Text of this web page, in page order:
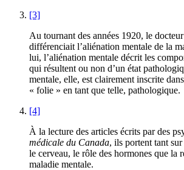
[3]
Au tournant des années 1920, le
différenciait l’aliénation mentale de la
lui, l’aliénation mentale décrit les
qui résultent ou non d’un état
mentale, elle, est clairement inscrite
« folie » en tant que telle, pathologique.
[4]
À la lecture des articles écrits par des
médicale du Canada, ils portent tant
le cerveau, le rôle des hormones que la
maladie mentale.